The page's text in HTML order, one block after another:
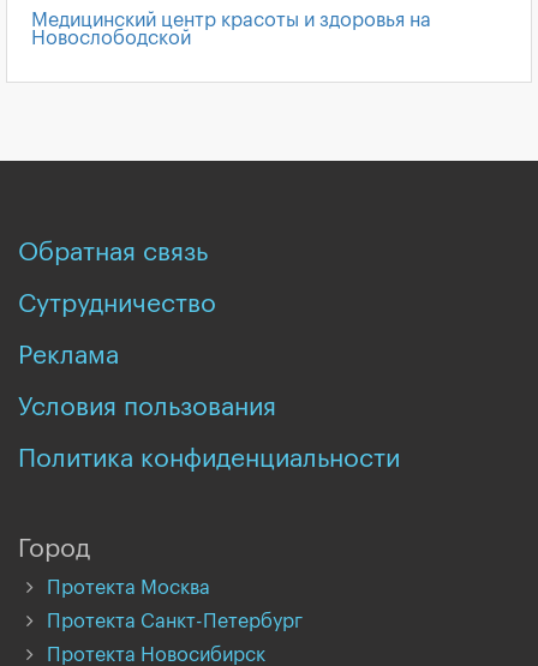
Медицинский центр красоты и здоровья на
Новослободской
Обратная связь
Сутрудничество
Реклама
Условия пользования
Политика конфиденциальности
Город
Протекта Москва
Протекта Санкт-Петербург
Протекта Новосибирск